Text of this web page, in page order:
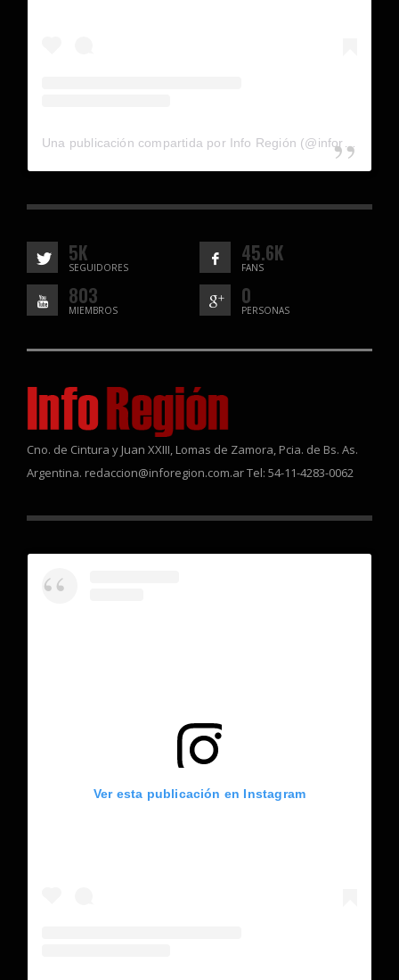
5K
SEGUIDORES
45.6K
FANS
803
MIEMBROS
0
PERSONAS
Cno. de Cintura y Juan XXIII, Lomas de Zamora, Pcia. de Bs. As.
Argentina. redaccion@inforegion.com.ar Tel: 54-11-4283-0062
Ver esta publicación en Instagram